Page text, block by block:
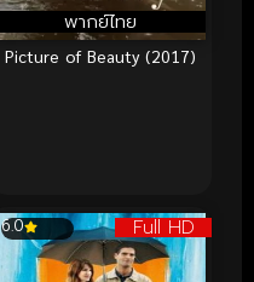
พากย์ไทย
Picture of Beauty (2017)
Full HD
6.0